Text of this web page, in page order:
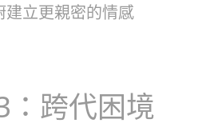
建立更親密的情感
：跨代困境